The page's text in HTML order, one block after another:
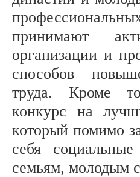
принимают
организации и
способов
труда. Кроме
конкурс на
который помимо
себя
семьям, молодым